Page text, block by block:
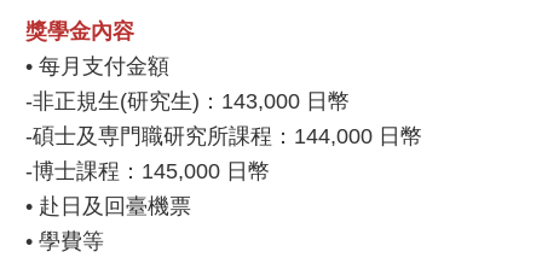
獎學金內容
• 每月支付金額
-非正規生(研究生)：143,000 日幣
-碩士及専門職研究所課程：144,000 日幣
-博士課程：145,000 日幣
• 赴日及回臺機票
• 學費等